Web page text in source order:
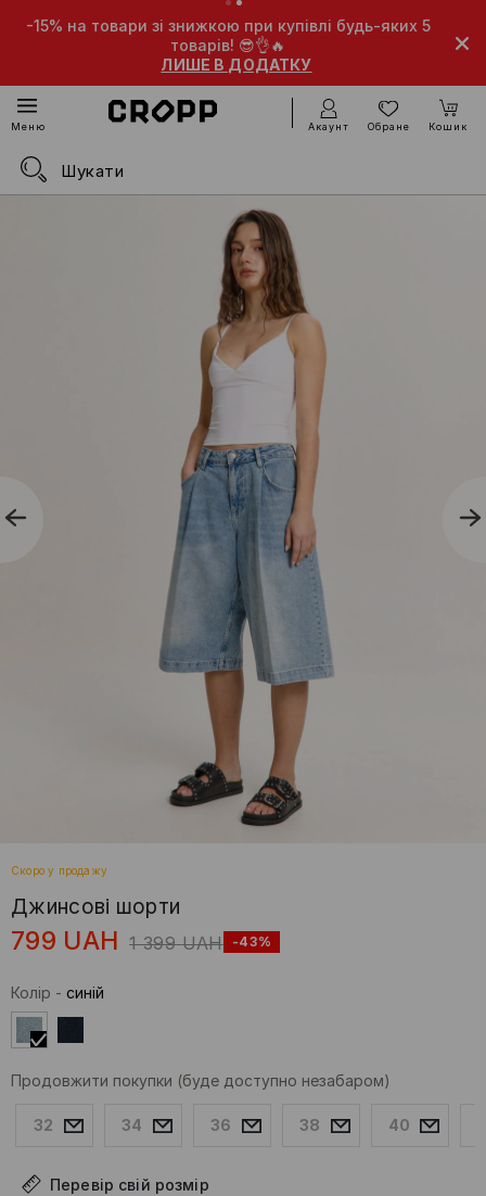
-15% на товари зі знижкою при купівлі будь-яких 5
товарів! 😎👌🔥
ЛИШЕ В ДОДАТКУ
Меню Акаунт Обране Кошик
Скоро у продажу
Джинсові шорти
799 UAH 1 399 UAH -43%
Колір - синій
Продовжити покупки (буде доступно незабаром)
32 34 36 38 40
Перевір свій розмір